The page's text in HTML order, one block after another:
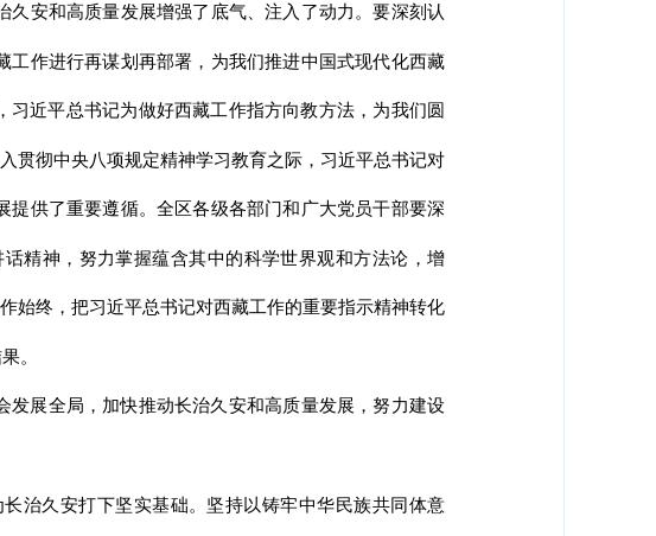
安和高质量发展增强了底气、注入了动力。要深刻认
作进行再谋划再部署，为我们推进中国式现代化西藏
近平总书记为做好西藏工作指方向教方法，为我们圆
贯彻中央八项规定精神学习教育之际，习近平总书记对
供了重要遵循。全区各级各部门和广大党员干部要深
精神，努力掌握蕴含其中的科学世界观和方法论，增
始终，把习近平总书记对西藏工作的重要指示精神转化
。
展全局，加快推动长治久安和高质量发展，努力建设
治久安打下坚实基础。坚持以铸牢中华民族共同体意